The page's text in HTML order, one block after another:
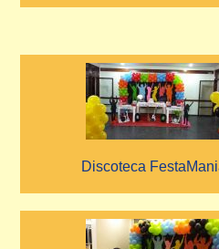
Discoteca